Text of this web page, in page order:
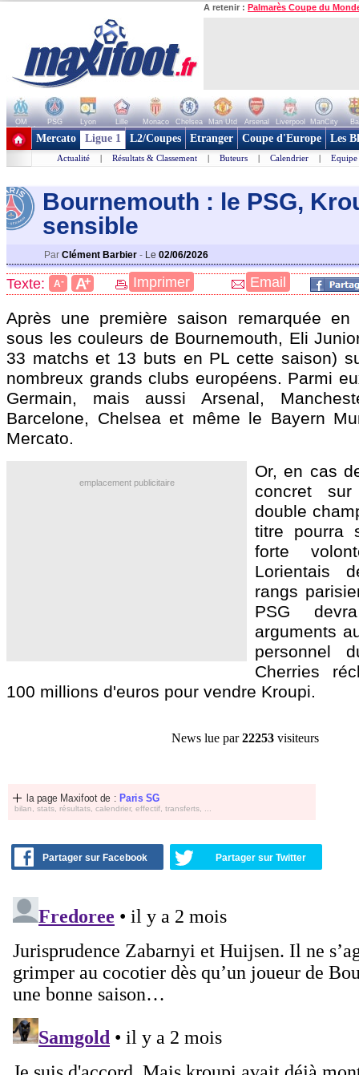
A retenir : Palmarès Coupe du
OM PSG Lyon Lille Monaco Chelsea Man Utd Arsenal Liverpool ManCity
+ de clubs
Mercato Ligue 1 L2/Coupes Etranger Coupe d'Europe Les
Actualité | Résultats & Classement | Buteurs | Calendrier | Equipe
Bournemouth : le PSG,
sensible
Par Clément Barbier - Le 02/06/2026
Texte: A- A+ Imprimer Email
Après une première saison remarquée en
sous les couleurs de Bournemouth, Eli
33 matchs et 13 buts en PL cette saison)
nombreux grands clubs européens. Parmi
Germain, mais aussi Arsenal,
Barcelone, Chelsea et même le Bayern
Mercato.
emplacement publicitaire
Or, en cas
concret
double
titre pourra
forte
Lorientais
rangs
PSG
arguments
personnel
Cherries
100 millions d'euros pour vendre Kroupi.
News lue par22253 visiteurs
la page Maxifoot de : Paris SG
bilan, stats, résultats, calendrier, effectif, transferts, ...
Partager sur Facebook Partager sur Twitter